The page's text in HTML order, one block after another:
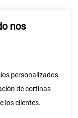
nos
personalizados
de cortinas
los clientes.